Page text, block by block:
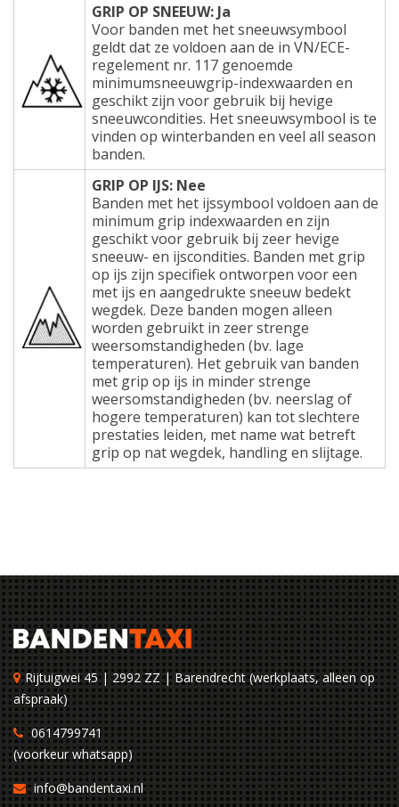
GRIP OP SNEEUW: Ja
Voor banden met het sneeuwsymbool
geldt dat ze voldoen aan de in VN/ECE-
regelement nr. 117 genoemde
minimumsneeuwgrip-indexwaarden en
geschikt zijn voor gebruik bij hevige
sneeuwcondities. Het sneeuwsymbool is te
vinden op winterbanden en veel all season
banden.
GRIP OP IJS: Nee
Banden met het ijssymbool voldoen aan de
minimum grip indexwaarden en zijn
geschikt voor gebruik bij zeer hevige
sneeuw- en ijscondities. Banden met grip
op ijs zijn specifiek ontworpen voor een
met ijs en aangedrukte sneeuw bedekt
wegdek. Deze banden mogen alleen
worden gebruikt in zeer strenge
weersomstandigheden (bv. lage
temperaturen). Het gebruik van banden
met grip op ijs in minder strenge
weersomstandigheden (bv. neerslag of
hogere temperaturen) kan tot slechtere
prestaties leiden, met name wat betreft
grip op nat wegdek, handling en slijtage.
Rijtuigwei 45 | 2992 ZZ | Barendrecht (werkplaats, alleen op
afspraak)
0614799741
(voorkeur whatsapp)
info@bandentaxi.nl